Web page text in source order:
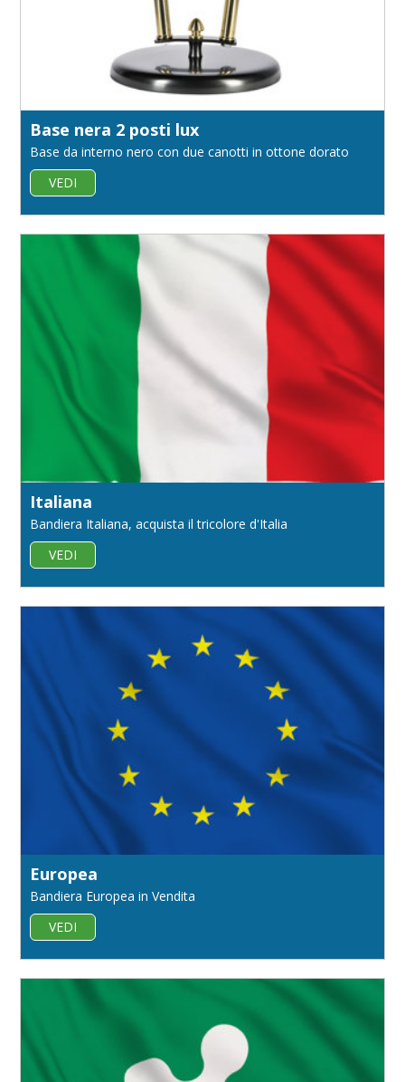
Base nera 2 posti lux
Base da interno nero con due canotti in ottone dorato
VEDI
Italiana
Bandiera Italiana, acquista il tricolore d'Italia
VEDI
Europea
Bandiera Europea in Vendita
VEDI